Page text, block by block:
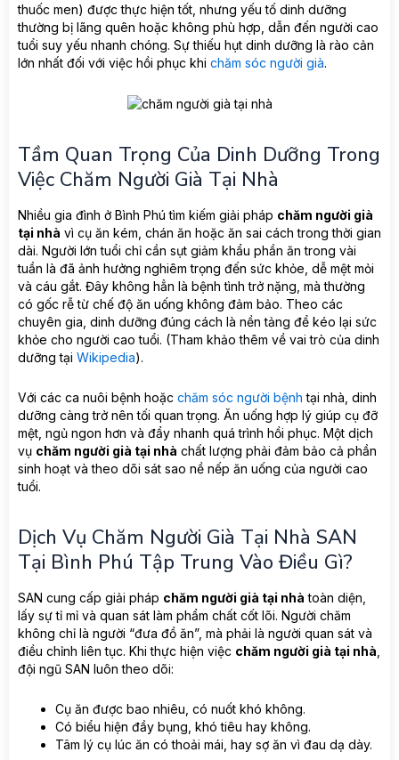
thuốc men) được thực hiện tốt, nhưng yếu tố dinh dưỡng
thường bị lãng quên hoặc không phù hợp, dẫn đến người cao
tuổi suy yếu nhanh chóng. Sự thiếu hụt dinh dưỡng là rào cản
lớn nhất đối với việc hồi phục khi chăm sóc người già.
Tầm Quan Trọng Của Dinh Dưỡng Trong
Việc Chăm Người Già Tại Nhà
Nhiều gia đình ở Bình Phú tìm kiếm giải pháp chăm người già
tại nhà vì cụ ăn kém, chán ăn hoặc ăn sai cách trong thời gian
dài. Người lớn tuổi chỉ cần sụt giảm khẩu phần ăn trong vài
tuần là đã ảnh hưởng nghiêm trọng đến sức khỏe, dễ mệt mỏi
và cáu gắt. Đây không hẳn là bệnh tình trở nặng, mà thường
có gốc rễ từ chế độ ăn uống không đảm bảo. Theo các
chuyên gia, dinh dưỡng đúng cách là nền tảng để kéo lại sức
khỏe cho người cao tuổi. (Tham khảo thêm về vai trò của dinh
dưỡng tại Wikipedia).
Với các ca nuôi bệnh hoặc chăm sóc người bệnh tại nhà, dinh
dưỡng càng trở nên tối quan trọng. Ăn uống hợp lý giúp cụ đỡ
mệt, ngủ ngon hơn và đẩy nhanh quá trình hồi phục. Một dịch
vụ chăm người già tại nhà chất lượng phải đảm bảo cả phần
sinh hoạt và theo dõi sát sao nề nếp ăn uống của người cao
tuổi.
Dịch Vụ Chăm Người Già Tại Nhà SAN
Tại Bình Phú Tập Trung Vào Điều Gì?
SAN cung cấp giải pháp chăm người già tại nhà toàn diện,
lấy sự tỉ mỉ và quan sát làm phẩm chất cốt lõi. Người chăm
không chỉ là người “đưa đồ ăn”, mà phải là người quan sát và
điều chỉnh liên tục. Khi thực hiện việc chăm người già tại nhà
đội ngũ SAN luôn theo dõi:
Cụ ăn được bao nhiêu, có nuốt khó không.
Có biểu hiện đầy bụng, khó tiêu hay không.
Tâm lý cụ lúc ăn có thoải mái, hay sợ ăn vì đau dạ dày.